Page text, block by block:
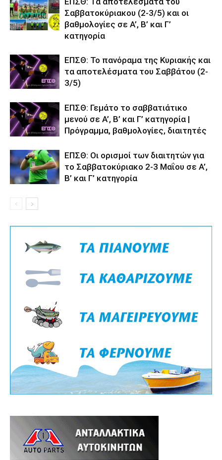
Σαββατοκύριακου (2-3/5) και οι
βαθμολογίες σε Α’, Β’ και Γ’
κατηγορία
ΕΠΣΘ: Το πανόραμα της Κυριακής και
τα αποτελέσματα του Σαββάτου (2-
3/5)
ΕΠΣΘ: Γεμάτο το σαββατιάτικο
μενού σε Α’, Β’ και Γ’ κατηγορία |
Πρόγραμμα, βαθμολογίες, διαιτητές
ΕΠΣΘ: Οι ορισμοί των διαιτητών για
το Σαββατοκύριακο 2-3 Μαΐου σε Α’,
Β’ και Γ’ κατηγορία